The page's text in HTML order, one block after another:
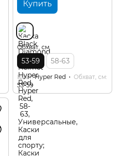
Купить
Обхват, см
53-59 58-63
Цвет Hyper Red
Обхват, см
53-59